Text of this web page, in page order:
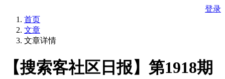
登录
首页
文章
文章详情
​【搜索客社区日报】第1918期